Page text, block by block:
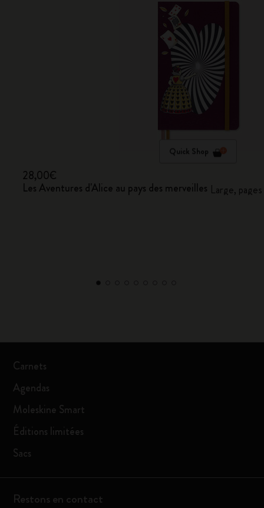
Quick Shop
28,00€
Les Aventures d'Alice au pays des merveilles Large,
Carnets
Agendas
Moleskine Smart
Éditions limitées
Sacs
Restons en contact